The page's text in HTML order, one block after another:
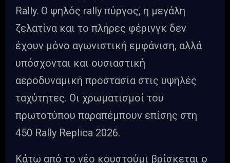
Rally. Ο ψηλός rally πύργος, η μεγάλη
ζελατίνα και το πλήρες φέρινγκ δεν
έχουν μόνο αγωνιστική εμφάνιση, αλλά
υπόσχονται και ουσιαστική
αεροδυναμική προστασία στις υψηλές
ταχύτητες. Οι χρωματισμοί του
πρωτοτύπου παραπέμπουν επίσης στη
450 Rally Replica 2026.
Κάτω από το νέο κουστούμι βρίσκεται ο